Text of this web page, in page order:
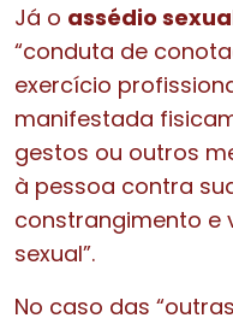
Já o assédio
“conduta de
exercício
manifestada
gestos ou outros
à pessoa contra
constrangimento e
sexual”.
No caso das